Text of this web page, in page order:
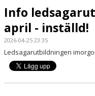
IN ENGLISH
Info
april - inställd!
2026-04-25 23:35
Ledsagarutbildningen